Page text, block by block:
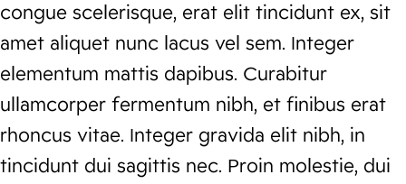
congue scelerisque, erat elit tincidunt ex, sit
amet aliquet nunc lacus vel sem. Integer
elementum mattis dapibus. Curabitur
ullamcorper fermentum nibh, et finibus erat
rhoncus vitae. Integer gravida elit nibh, in
tincidunt dui sagittis nec. Proin molestie, dui